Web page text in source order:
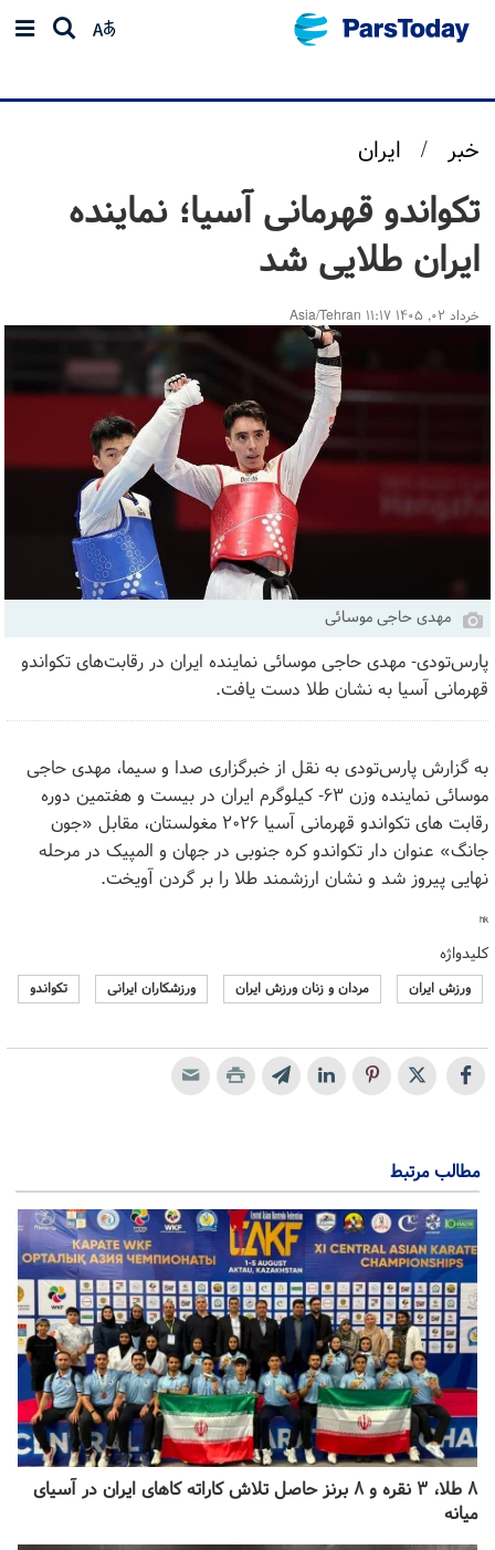
خبر / ایران
تکواندو قهرمانی آسیا؛ نماینده
ایران طلایی شد
خرداد ۰۲, ۱۴۰۵ ۱۱:۱۷ Asia/Tehran
مهدی حاجی موسائی
پارس‌تودی- مهدی حاجی موسائی نماینده ایران در رقابت‌های تکواندو
قهرمانی آسیا به نشان طلا دست یافت.
به گزارش پارس‌تودی به نقل از خبرگزاری صدا و سیما، مهدی حاجی
موسائی نماینده وزن ۶۳- کیلوگرم ایران در بیست و هفتمین دوره
رقابت های تکواندو قهرمانی آسیا ۲۰۲۶ مغولستان، مقابل «جون
جانگ» عنوان دار تکواندو کره جنوبی در جهان و المپیک در مرحله
نهایی پیروز شد و نشان ارزشمند طلا را بر گردن آویخت.
hk
کلیدواژه
ورزش ایران مردان و زنان ورزش ایران ورزشکاران ایرانی تکواندو
مطالب مرتبط
۸ طلا، ۳ نقره و ۸ برنز حاصل تلاش کاراته کا‌های ایران در آسیای
میانه